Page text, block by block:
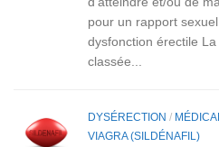
pour un rapport
dysfonction érectile
classée...
DYSÉRECTION /
VIAGRA (SILDÉNAFIL)